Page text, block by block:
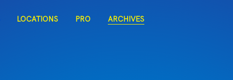
LOCATIONS PRO ARCHIVES